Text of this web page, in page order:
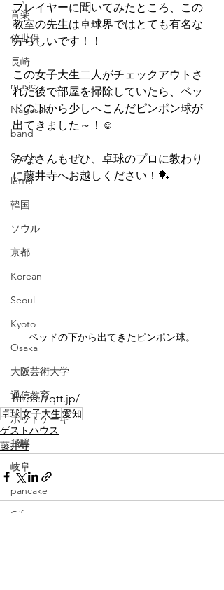
音楽
佐世保
長崎
music
Nagasaki
band
Sasebo
letter
韓国
ソウル
京都
Korean
Seoul
Kyoto
Osaka
大阪芸術大学
通信教育
ホットケーキ
飛騨
岐阜
pancake
Gifu
プレイヤーに聞いてみたところ、この
教室の先生は卓球界ではとても有名な
方らしいです！！
この女子大生二人がチェックアウトさ
れた後で部屋を掃除していたら、ベッ
ドの下から少しへこんだピンポン球が
出てきました～！☺
みなさんもぜひ、卓球のプロに教わり
に藤井寺へお越しください！🏓
ベッドの下から出てきたピンポン球。
https://qtt.jp/
卓球女子大生愛知
ゲストハウス
藤井寺